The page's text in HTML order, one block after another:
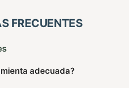
FRECUENTES
adecuada?